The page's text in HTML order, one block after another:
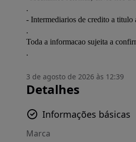
.
- Intermediarios de credito a
.
Toda a informacao sujeita a
.
3 de agosto de 2026 às 12:39
Detalhes
Informações básicas
Marca